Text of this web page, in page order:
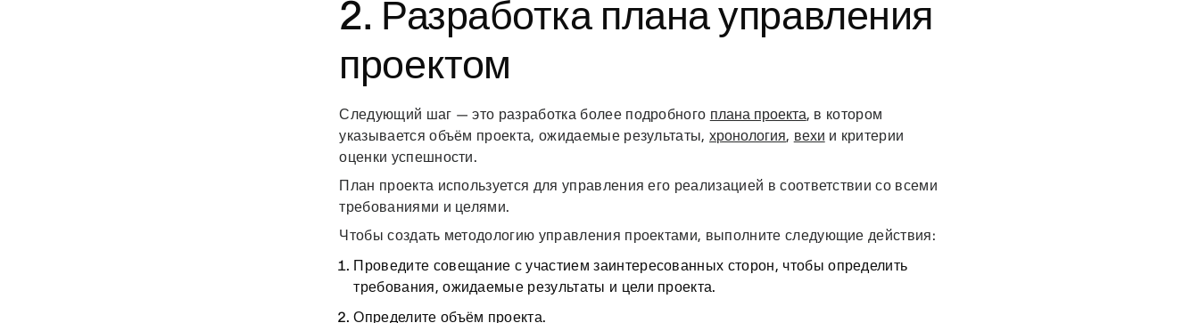
2. Разработка плана управления
проектом
Следующий шаг — это разработка более подробного плана проекта, в котором
указывается объём проекта, ожидаемые результаты,хронология, вехи и критерии
оценки успешности.
План проекта используется для управления его реализацией в соответствии со всеми
требованиями и целями.
Чтобы создать методологию управления проектами, выполните следующие действия:
Проведите совещание с участием заинтересованных сторон, чтобы определить
требования, ожидаемые результаты и цели проекта.
Определите объём проекта.